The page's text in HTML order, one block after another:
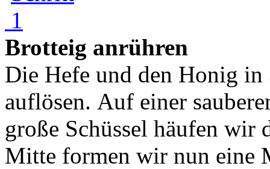
Brotteig anrühren
Die Hefe und den Honig in
auflösen. Auf einer
große Schüssel häufen wir
Mitte formen wir nun eine